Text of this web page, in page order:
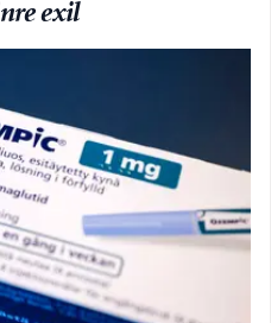
exil